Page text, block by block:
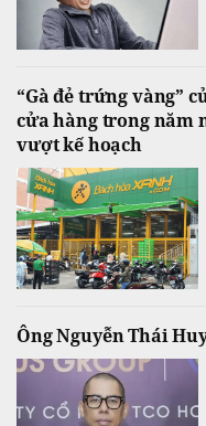
“Gà đẻ trứng vàng”
cửa hàng trong năm
vượt kế hoạch
Ông Nguyễn Thái